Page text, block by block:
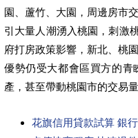
園、蘆竹、大園，周邊房市
引大量人潮湧入桃園，刺激
府打房政策影響，新北、桃
優勢仍受大都會區買方的青
產，甚至帶動桃園市的交易
花旗信用貸款試算 銀